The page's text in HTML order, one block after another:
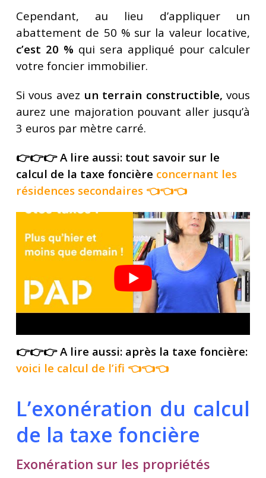
Cependant, au lieu d’appliquer un
abattement de 50 % sur la valeur locative,
c’est 20 % qui sera appliqué pour calculer
votre foncier immobilier.
Si vous avez un terrain constructible, vous
aurez une majoration pouvant aller jusqu’à
3 euros par mètre carré.
👉👉👉 A lire aussi: tout savoir sur le
calcul de la taxe foncière concernant les
résidences secondaires👈👈👈
👉👉👉 A lire aussi: après la taxe foncière:
voici le calcul de l’ifi 👈👈👈
L’exonération du calcul
de la taxe foncière
Exonération sur les propriétés